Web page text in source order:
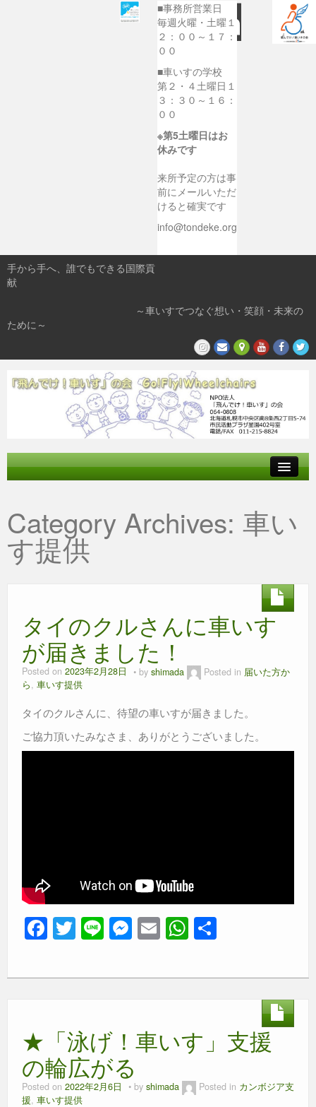
■事務所営業日
毎週火曜・土曜１
２：００～１７：
００
■車いすの学校
第２・４土曜日１
３：３０～１６：
００
※第5土曜日はお
休みです
来所予定の方は事
前にメールいただ
けると確実です
info@tondeke.org
手から手へ、誰でもできる国際貢
献
～車いすでつなぐ想い・笑顔・未来の
ために～
参加する
私たちの活動
Category Archives: 車い
す提供
タイのクルさんに車いす
が届きました！
Posted on 2023年2月28日 by shimada Posted in 届いた方か
ら, 車いす提供
タイのクルさんに、待望の車いすが届きました。
ご協力頂いたみなさま、ありがとうございました。
F
a
c
o
o
k
T
wi
tt
Li
n
e
M
e
ss
g
er
E
m
ail
W
h
at
p
p
★「泳げ！車いす」支援
の輪広がる
Posted on 2022年2月6日 by shimada Posted in カンボジア支
援, 車いす提供